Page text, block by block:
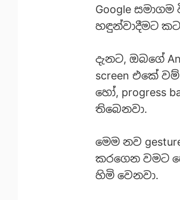
Google
හ‍ඳුන්වාදීමට
දැනට, ඔබගේ
screen එකේ
හෝ, progress
තිබෙනවා.
මෙම නව
කරගෙන වමට
හිමි වෙනවා.